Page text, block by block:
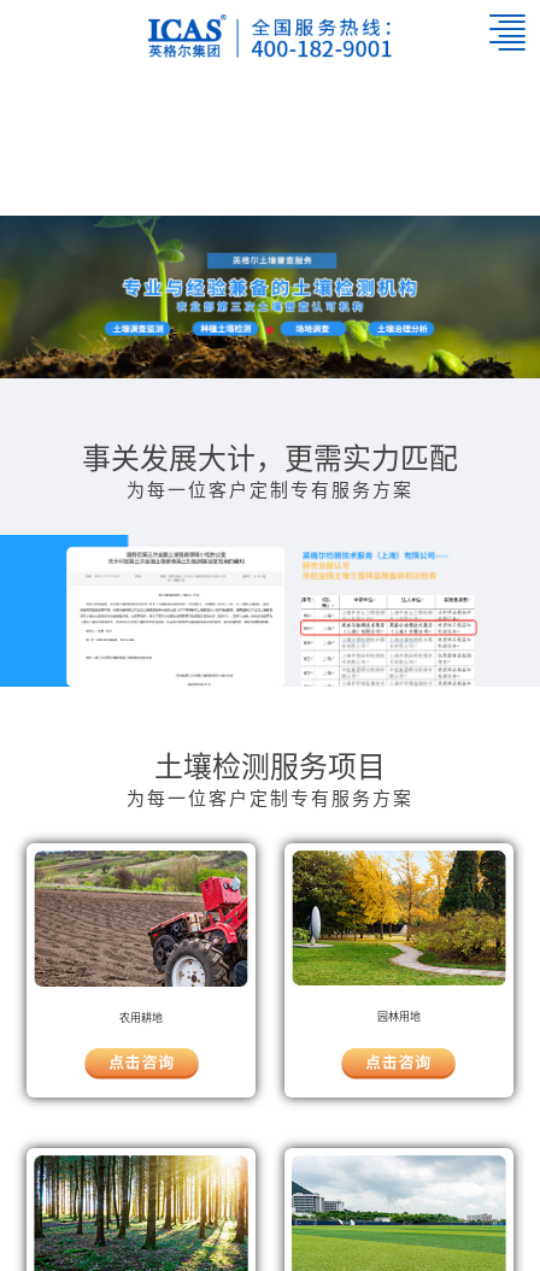
事关发展大计，更需实力匹配
为每一位客户定制专有服务方案
土壤检测服务项目
为每一位客户定制专有服务方案
农用耕地 园林用地